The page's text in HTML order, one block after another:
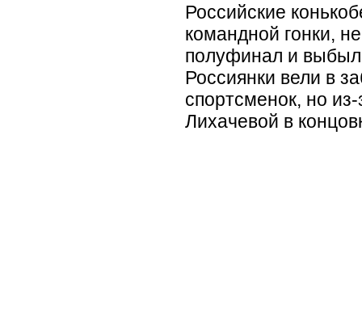
Российские
командной гонки,
полуфинал и
Россиянки вели в
спортсменок, но
Лихачевой в